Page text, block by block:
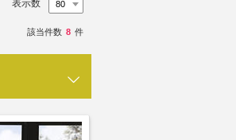
表示数
該当件数 8 件